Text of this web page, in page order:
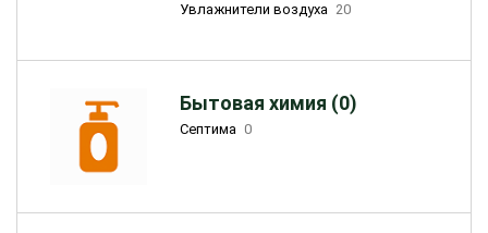
Увлажнители воздуха 20
Бытовая химия (0)
Септима 0